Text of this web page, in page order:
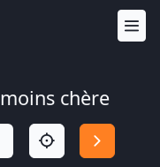
chère